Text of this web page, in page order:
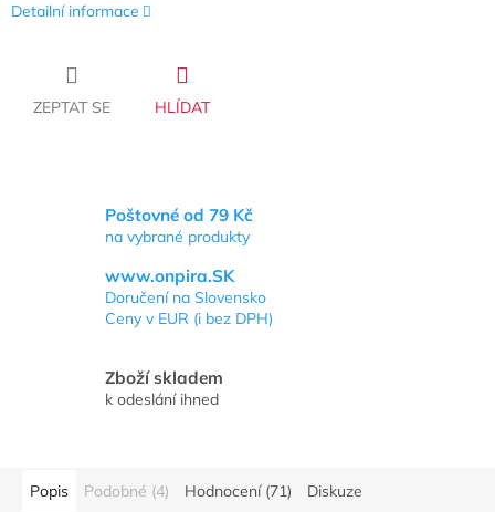
Detailní informace
ZEPTAT SE HLÍDAT
Poštovné od 79 Kč
na vybrané produkty
www.onpira.SK
Doručení na Slovensko
Ceny v EUR (i bez DPH)
Zboží skladem
k odeslání ihned
Popis Podobné (4) Hodnocení (71) Diskuze